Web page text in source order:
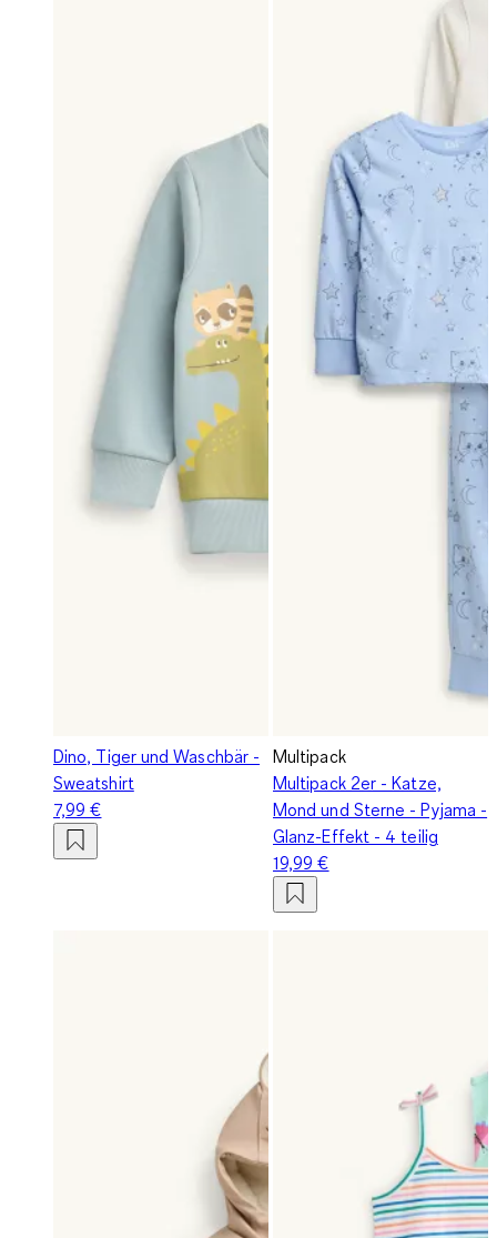
Dino, Tiger und Waschbär -
Sweatshirt
7,99 €
Multipack
Multipack 2er - Katze,
Mond und Sterne - Pyjama -
Glanz-Effekt - 4 teilig
19,99 €